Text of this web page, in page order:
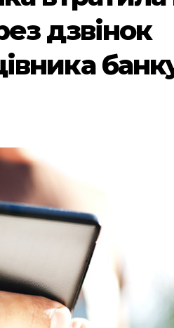
дзвінок